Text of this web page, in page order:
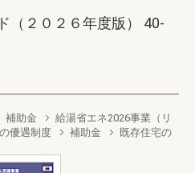
（２０２６年度版） 40-
補助金
給湯省エネ2026事業（リ
優遇制度 補助金
既存住宅の